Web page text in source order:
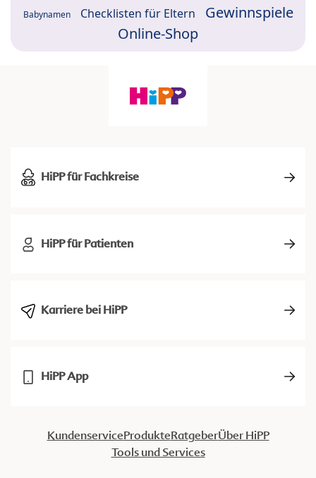
Babynamen Checklisten für Eltern
Gewinnspiele
Online-Shop
HiPP für Fachkreise
HiPP für Patienten
Karriere bei HiPP
HiPP App
KundenserviceProdukteRatgeberÜber HiPP
Tools und Services